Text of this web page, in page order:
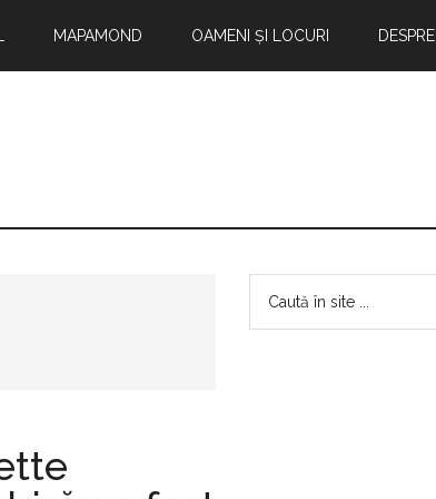
MAPAMOND OAMENI ȘI LOCURI DESPRE
Bara
principală